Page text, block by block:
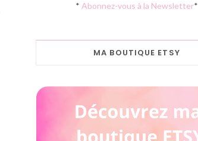
* Abonnez-vous à la Newsletter*
MA BOUTIQUE ETSY